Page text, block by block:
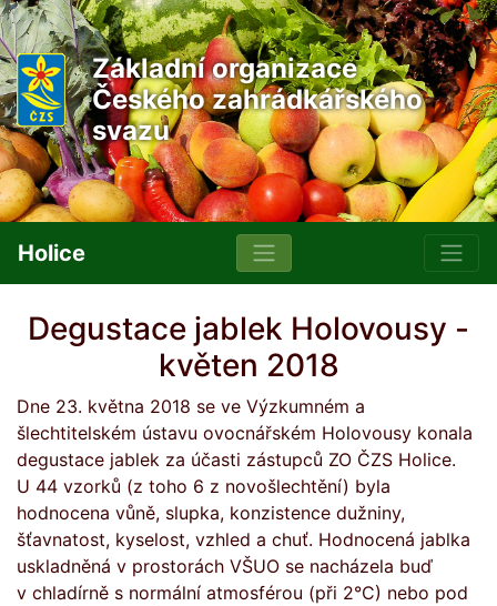
Základní organizace
Českého zahrádkářského
svazu
Holice
Degustace jablek Holovousy -
květen 2018
Dne 23. května 2018 se ve Výzkumném a
šlechtitelském ústavu ovocnářském Holovousy konala
degustace jablek za účasti zástupců ZO ČZS Holice.
U 44 vzorků (z toho 6 z novošlechtění) byla
hodnocena vůně, slupka, konzistence dužniny,
šťavnatost, kyselost, vzhled a chuť. Hodnocená jablka
uskladněná v prostorách VŠUO se nacházela buď
v chladírně s normální atmosférou (při 2°C) nebo pod